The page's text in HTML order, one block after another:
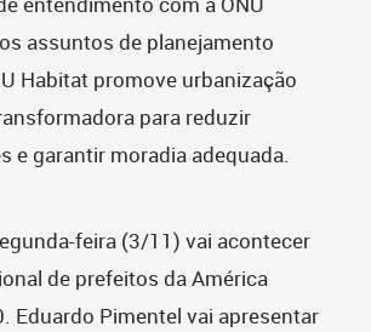
assuntos de planejamento
Habitat promove urbanização
para reduzir
e garantir moradia adequada.
feira (3/11) vai acontecer
de prefeitos da América
Eduardo Pimentel vai apresentar